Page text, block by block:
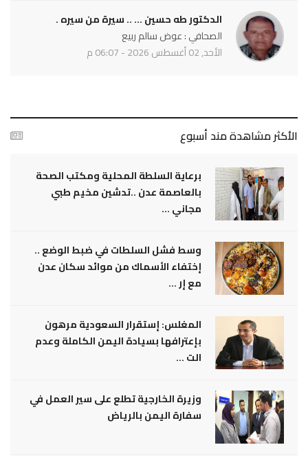
الدكتور طه حسين ... .. سيرة من سيره .
الصحافي : عوض سالم ربيع
الأحد, 02 أغسطس 2026 - 06:07 م
الأكثر مشاهدة مند أسبوع
برعاية السلطة المحلية ومكتب الصحة
بالعاصمة عدن ..تدشين مخيم طبي
مجاني ...
وسط فشل السلطات في ضبط الوضع ..
إختفاء الأسماك من موائد سكان عدن
مع إر ...
المغلس: إستقرار السعودية مرهون
بإعترافها بسيادة اليمن الكاملة وعدم
الت ...
وزيرة الخارجية تطلع على سير العمل في
سفارة اليمن بالرياض